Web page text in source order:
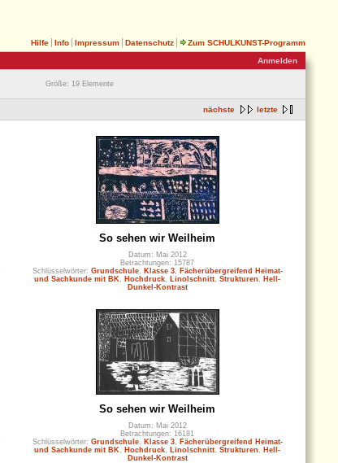
Hilfe Info Impressum Datenschutz
Zum SCHULKUNST-Programm
Anmelden
Größe: 19 Elemente
nächste letzte
So sehen wir Weilheim
Datum: Mai 2012
Betrachtungen: 15787
Schlüsselwörter: Grundschule, Klasse 3,
Fächerübergreifend Heimat-
und Sachkunde mit BK
Hochdruck Linolschnitt Strukturen
Hell-
Dunkel-Kontrast
So sehen wir Weilheim
Datum: Mai 2012
Betrachtungen: 16181
Schlüsselwörter: Grundschule, Klasse 3,
Fächerübergreifend Heimat-
und Sachkunde mit BK
Hochdruck Linolschnitt Strukturen
Hell-
Dunkel-Kontrast